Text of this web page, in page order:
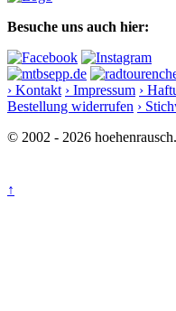
Besuche uns auch hier:
› Kontakt › Impressum ›
Bestellung widerrufen ›
© 2002 - 2026
↑